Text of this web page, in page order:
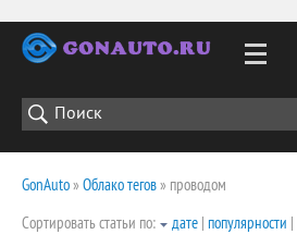
GonAuto» Облако тегов» проводом
Сортировать статьи по:
дате | популярности |